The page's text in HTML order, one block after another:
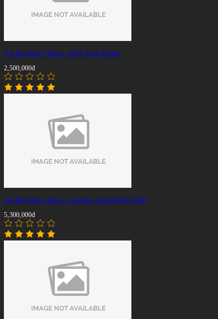
Vải Bàn Bida 3 Băng - KEN Xanh Dương
2,500,000đ
Vải Bàn Bida 3 Băng - ClassOne Xanh Dương Đậm
5,300,000đ